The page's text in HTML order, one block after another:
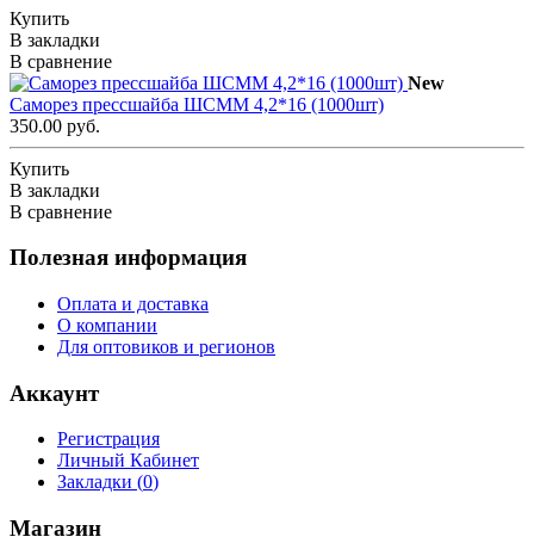
Купить
В закладки
В сравнение
New
Саморез прессшайба ШСММ 4,2*16 (1000шт)
350.00 руб.
Купить
В закладки
В сравнение
Полезная информация
Оплата и доставка
О компании
Для оптовиков и регионов
Аккаунт
Регистрация
Личный Кабинет
Закладки (0)
Магазин